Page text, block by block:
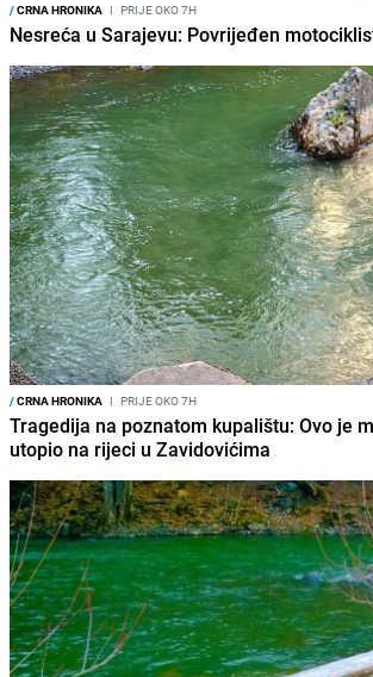
/CRNA HRONIKA I PRIJE OKO 7H
Nesreća u Sarajevu: Povrijeđen
/CRNA HRONIKA I PRIJE OKO 7H
Tragedija na poznatom kupalištu: Ovo je
utopio na rijeci u Zavidovićima